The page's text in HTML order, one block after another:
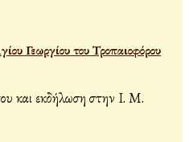
Γεωργίου του Τροπαιοφόρου